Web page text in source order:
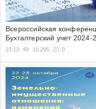
Всероссийская
Бухгалтерский учет 2024-
23:13 10 295 0